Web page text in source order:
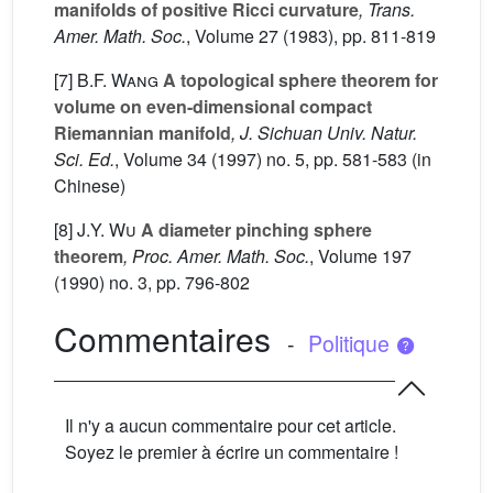
manifolds of positive Ricci curvature, Trans.
Amer. Math. Soc., Volume 27 (1983), pp. 811-819
[7] B.F. Wang A topological sphere theorem for
volume on even-dimensional compact
Riemannian manifold, J. Sichuan Univ. Natur.
Sci. Ed., Volume 34 (1997) no. 5, pp. 581-583 (in
Chinese)
[8]J.Y. Wu A diameter pinching sphere
theorem, Proc. Amer. Math. Soc., Volume 197
(1990) no. 3, pp. 796-802
Commentaires - Politique
Il n'y a aucun commentaire pour cet article.
Soyez le premier à écrire un commentaire !